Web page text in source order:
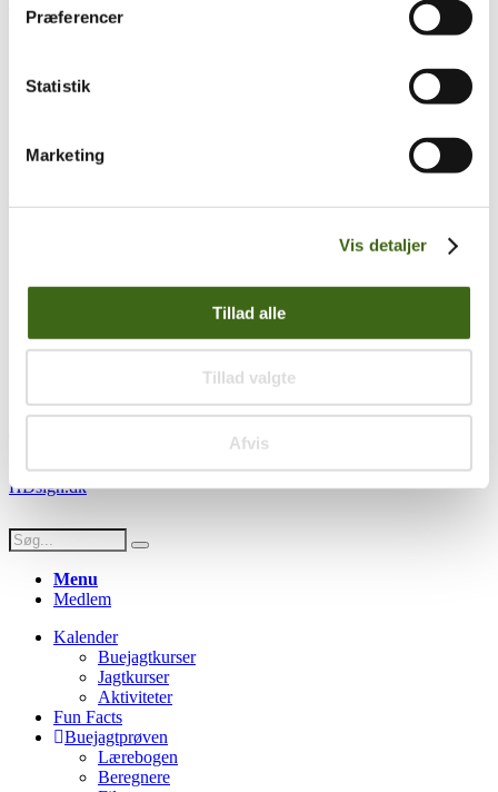
Præferencer
Statistik
Marketing
Vis detaljer
Tillad alle
Tillad valgte
Afvis
Populære sider
Vedtægter
Lokalforeninger
Uddannelsesmateriale
Vigtigt
Persondatapolitik
© Copyright FADB - All Rights Reserved -Hjemmeside design af
HDsign.dk
Menu
Medlem
Kalender
Buejagtkurser
Jagtkurser
Aktiviteter
Fun Facts
Buejagtprøven
Lærebogen
Beregnere